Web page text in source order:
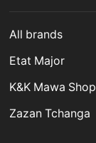
All brands
Etat Major
K&K Mawa Shop
Zazan Tchanga